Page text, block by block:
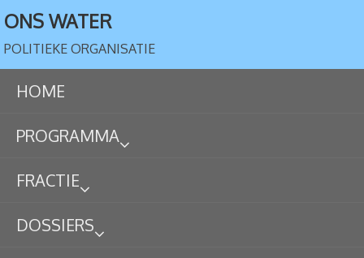
ONS WATER
POLITIEKE ORGANISATIE
HOME
PROGRAMMA
FRACTIE
DOSSIERS